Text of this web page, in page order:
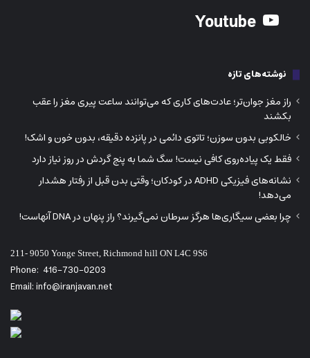
نوشته‌های تازه
راز مغز جوان‌تر؛ عادت‌های کاری که می‌توانند ساعت پیری مغز را عقب
بکشند
خالکوبی بدون سوزن؛ تاتوی دائمی در پانزده دقیقه، بدون خون و اشک!
فقط یک پیاده‌روی کافی نیست! سگ شما به پنج گردش در روز نیاز دارد
نشانه‌های فیزیکی ADHD در کودکان؛ وقتی بدن قبل از رفتار هشدار
می‌دهد!
چرا بعضی سیگاری‌ها هرگز سرطان نمی‌گیرند؟ راز پنهان در DNA آنهاست!
211- 9050 Yonge Street, Richmond hill ON L4C 9S6
Phone: 416-730-0203
Email: info@iranjavan.net